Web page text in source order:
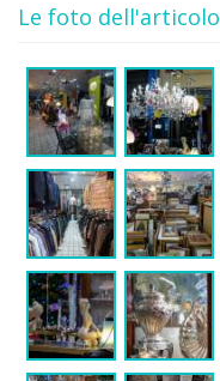
Le foto dell'articolo